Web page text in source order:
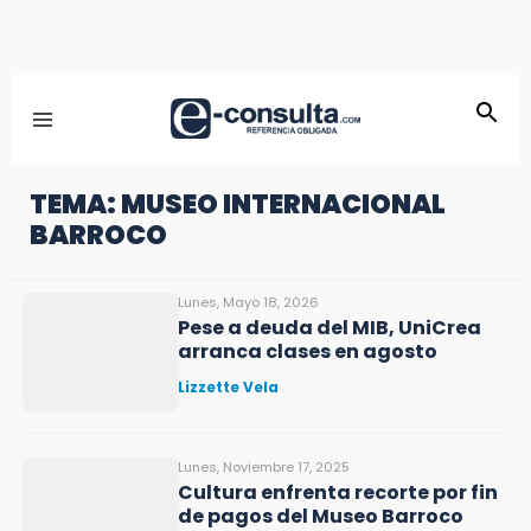
TEMA: MUSEO INTERNACIONAL
BARROCO
Lunes, Mayo 18, 2026
Pese a deuda del MIB, UniCrea
arranca clases en agosto
Lizzette Vela
Lunes, Noviembre 17, 2025
Cultura enfrenta recorte por fin
de pagos del Museo Barroco